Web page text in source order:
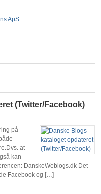
(Twitter/Facebook)
på
at
kan
DanskeWeblogs.dk Det
Facebook og […]